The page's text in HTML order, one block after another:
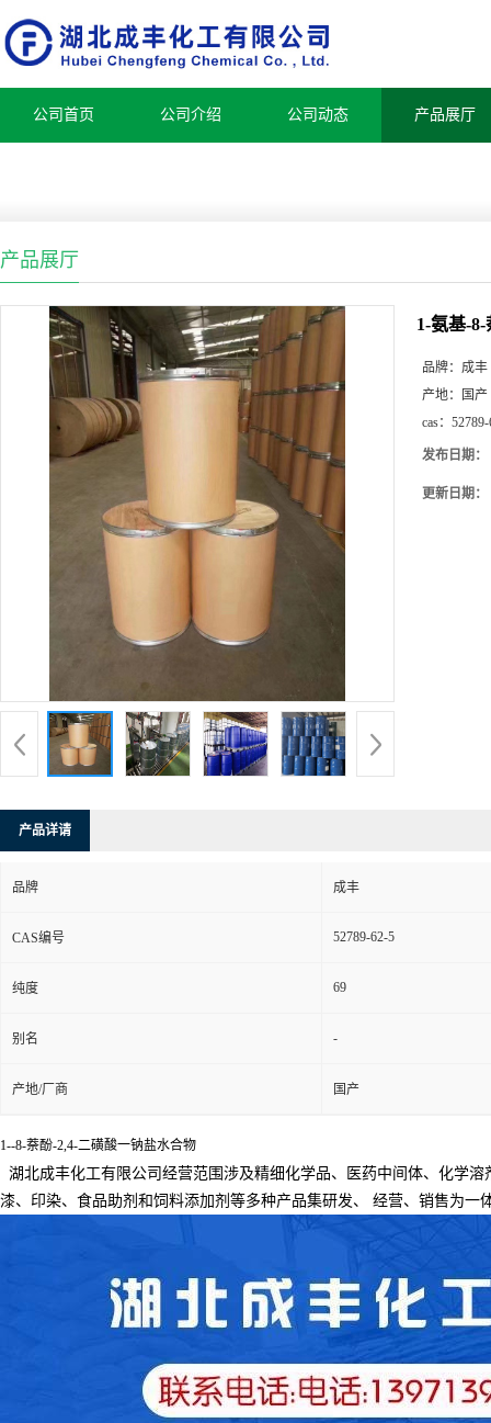
公司首页 公司介绍 公司动态 产品展厅
产品展厅
1-氨基-
品牌： 成丰
产地：
国产
cas：
发布日期：
更新日期：
产品详请
品牌 成丰
CAS编号 52789-62-5
纯度 69
别名 -
产地/厂商 国产
1--8-萘酚-2,4-二磺酸一钠盐水合物
湖北成丰化工有限公司经营范围涉及精细化学品、医药中间体、化学
漆、印染、食品助剂和饲料添加剂等多种产品集研发、
经营、销售为一